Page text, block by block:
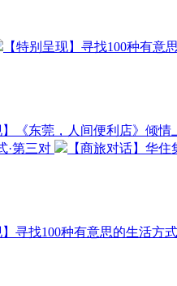
【特别呈现】寻找100种有意
】《东莞，人间便利店》倾
·第三对
【商旅对话】华
】寻找100种有意思的生活方